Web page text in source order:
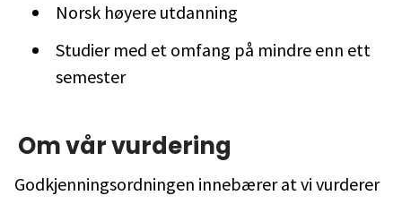
Norsk høyere utdanning
Studier med et omfang på mindre enn ett
semester
Om vår vurdering
Godkjenningsordningen innebærer at vi vurderer